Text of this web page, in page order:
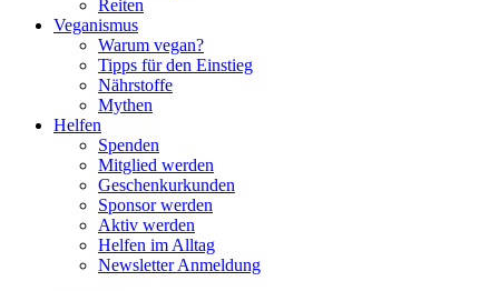
Reiten
Veganismus
Warum vegan?
Tipps für den Einstieg
Nährstoffe
Mythen
Helfen
Spenden
Mitglied werden
Geschenkurkunden
Sponsor werden
Aktiv werden
Helfen im Alltag
Newsletter Anmeldung